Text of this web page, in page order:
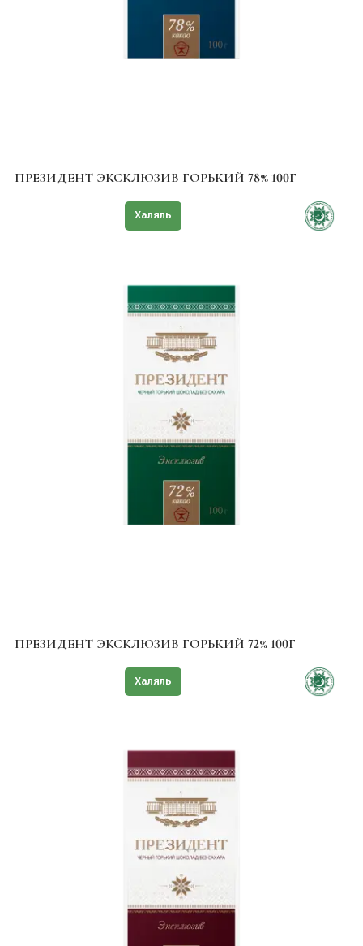
ПРЕЗИДЕНТ ЭКСКЛЮЗИВ ГОРЬКИЙ 78% 100Г
Халяль
ПРЕЗИДЕНТ ЭКСКЛЮЗИВ ГОРЬКИЙ 72% 100Г
Халяль